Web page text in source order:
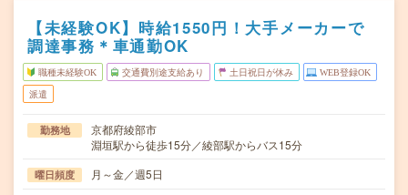
【未経験OK】時給1550円！大手メーカーで
調達事務＊車通勤OK
職種未経験OK 交通費別途支給あり 土日祝日が休み WEB登録OK
派遣
勤務地
京都府綾部市
淵垣駅から徒歩15分／綾部駅からバス15分
曜日頻度 月～金／週5日